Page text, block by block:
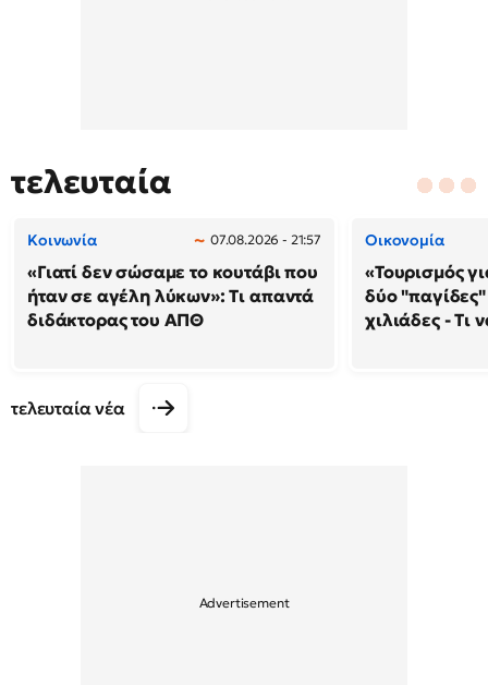
τελευταία
Κοινωνία 07.08.2026 - 21:57
«Γιατί δεν σώσαμε το κουτάβι που
ήταν σε αγέλη λύκων»: Τι απαντά
διδάκτορας του ΑΠΘ
Οικονομία
«Τουρισμός
δύο
χιλιάδες - Τι
τελευταία νέα